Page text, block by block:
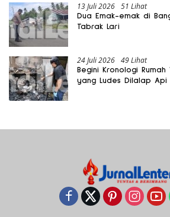
13 Juli 2026 51 Lihat
Dua Emak-emak di
Tabrak Lari
24 Juli 2026 49 Lihat
Begini Kronologi
yang Ludes Dilalap Api